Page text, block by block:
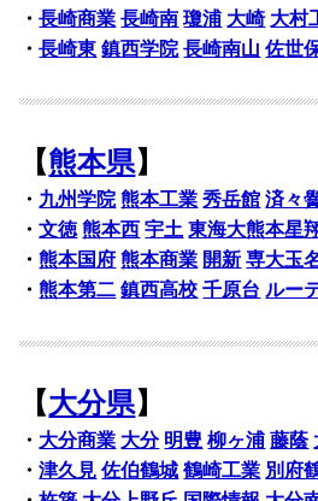
・長崎商業 長崎南 瓊浦 大崎 大村
・長崎東 鎮西学院 長崎南山 佐世
【熊本県】
・ 九州学院 熊本工業 秀岳館 済々
・文徳 熊本西 宇土 東海大熊本星
・熊本国府 熊本商業 開新 専大玉
・熊本第二 鎮西高校 千原台 ルー
【大分県】
・ 大分商業 大分 明豊 柳ヶ浦 藤蔭
・津久見 佐伯鶴城 鶴崎工業 別府